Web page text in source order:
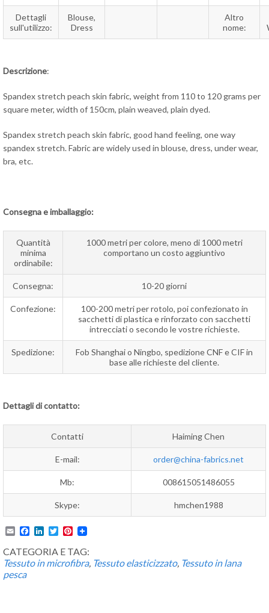
Dettagli
sull'utilizzo:
Blouse,
Dress
Altro
nome:
Descrizione:
Spandex stretch peach skin fabric, weight from 110 to 120 grams per
square meter, width of 150cm, plain weaved, plain dyed.
Spandex stretch peach skin fabric, good hand feeling, one way
spandex stretch. Fabric are widely used in blouse, dress, under wear,
bra, etc.
Consegna e imballaggio:
Quantità
minima
ordinabile:
1000 metri per colore, meno di 1000 metri
comportano un costo aggiuntivo
Consegna: 10-20 giorni
Confezione:
100-200 metri per rotolo, poi confezionato in
sacchetti di plastica e rinforzato con sacchetti
intrecciati o secondo le vostre richieste.
Spedizione:
Fob Shanghai o Ningbo, spedizione CNF e CIF in
base alle richieste del cliente.
Dettagli di contatto:
Contatti Haiming Chen
E-mail: order@china-fabrics.net
Mb: 008615051486055
Skype: hmchen1988
EmailFacebook
LinkedIn
TwitterPinterest
CATEGORIA E TAG:
Tessuto in microfibra, Tessuto elasticizzato, Tessuto in lana
pesca